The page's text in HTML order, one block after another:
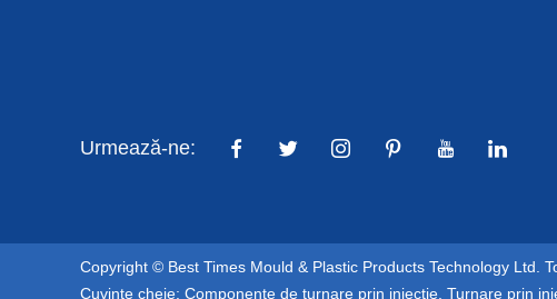
Urmează-ne:
Copyright © Best Times Mould & Plastic Products Technology Ltd.
Cuvinte cheie: Componente de turnare prin injecție Turnare prin